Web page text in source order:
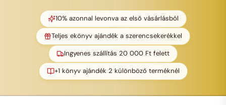
10% azonnal levonva az első vásárlásból
Teljes ekönyv ajándék a szerencsekerékkel
Ingyenes szállítás 20 000 Ft felett
+1 könyv ajándék 2 különböző terméknél